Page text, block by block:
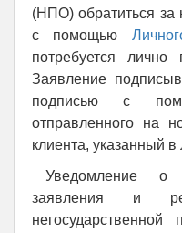
(НПО) обратиться за
с помощью
потребуется
Заявление
подписью с
отправленного на
клиента, указанный
Уведомление о
заявления и